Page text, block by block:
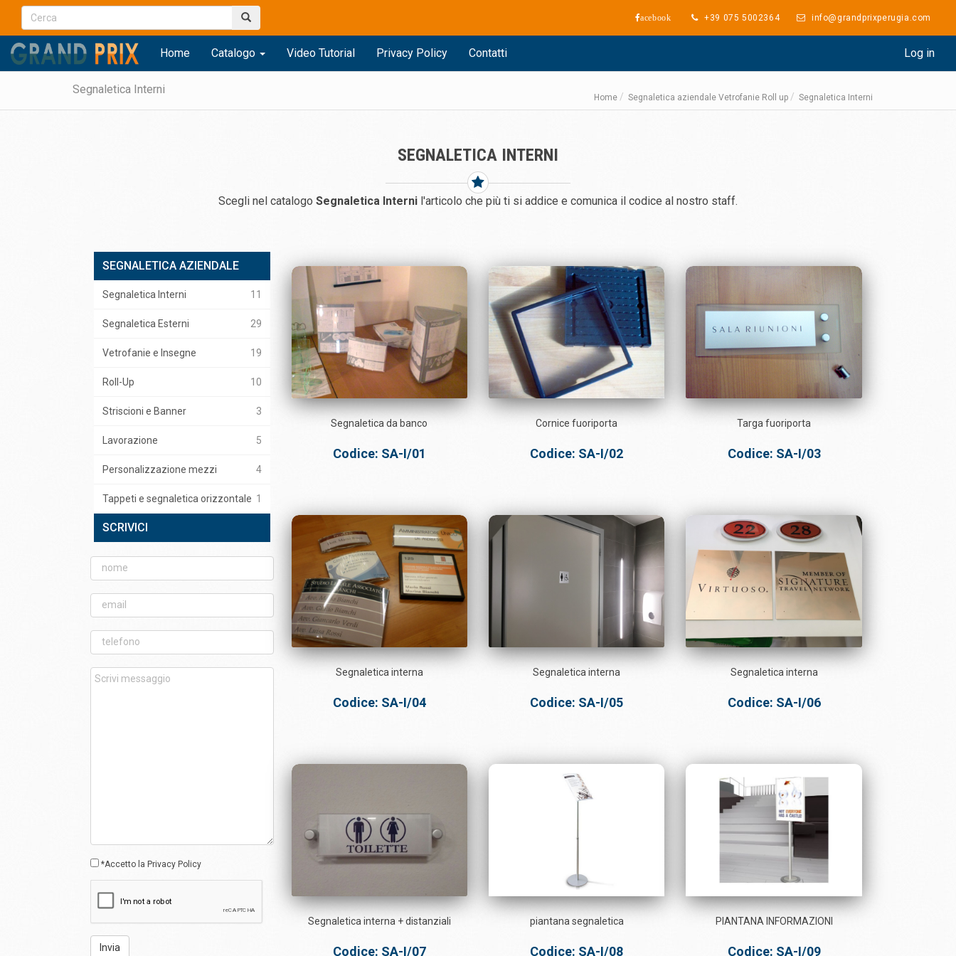
acebook +39 075 5002364 info@grandprixperugia.com
Home Catalogo Video Tutorial Privacy Policy Contatti Log in
Segnaletica Interni
Home Segnaletica aziendale Vetrofanie Roll up Segnaletica Interni
SEGNALETICA INTERNI
Scegli nel catalogo Segnaletica Interni l'articolo che più ti si addice e comunica il codice al nostro staff.
SEGNALETICA AZIENDALE
VETROFANIE ROLL UP
Segnaletica Interni 11
Segnaletica Esterni 29
Vetrofanie e Insegne 19
Roll-Up 10
Striscioni e Banner 3
Lavorazione 5
Personalizzazione mezzi 4
Tappeti e segnaletica orizzontale 1
SCRIVICI
*Accetto la Privacy Policy
Invia
Segnaletica da banco
Codice: SA-I/01
Cornice fuoriporta
Codice: SA-I/02
Targa fuoriporta
Codice: SA-I/03
Segnaletica interna
Codice: SA-I/04
Segnaletica interna
Codice: SA-I/05
Segnaletica interna
Codice: SA-I/06
Segnaletica interna + distanziali
Codice: SA-I/07
piantana segnaletica
Codice: SA-I/08
PIANTANA INFORMAZIONI
Codice: SA-I/09